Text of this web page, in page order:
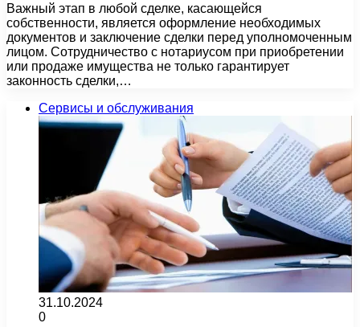
Важный этап в любой сделке, касающейся
собственности, является оформление необходимых
документов и заключение сделки перед уполномоченным
лицом. Сотрудничество с нотариусом при приобретении
или продаже имущества не только гарантирует
законность сделки,…
Сервисы и обслуживания
31.10.2024
0